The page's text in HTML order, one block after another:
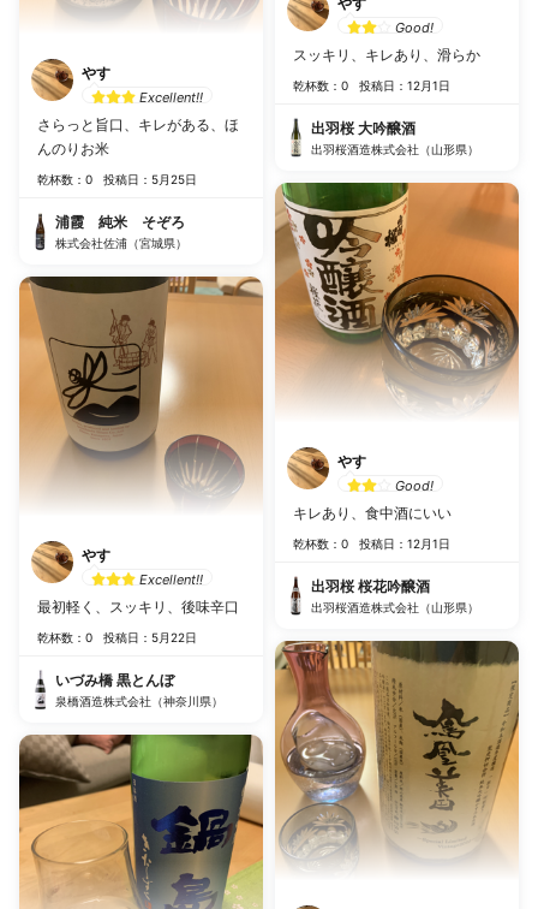
やす
Excellent!!
さらっと旨口、キレがある、ほ
んのりお米
乾杯数：0 投稿日：5月25日
浦霞 純米 そぞろ
株式会社佐浦（宮城県）
やす
Excellent!!
最初軽く、スッキリ、後味辛口
乾杯数：0 投稿日：5月22日
いづみ橋 黒とんぼ
泉橋酒造株式会社（神奈川県）
Good!
スッキリ、キレあり、滑らか
乾杯数：0 投稿日：12月1日
出羽桜 大吟醸酒
出羽桜酒造株式会社（山形県）
やす
Good!
キレあり、食中酒にいい
乾杯数：0 投稿日：12月1日
出羽桜 桜花吟醸酒
出羽桜酒造株式会社（山形県）